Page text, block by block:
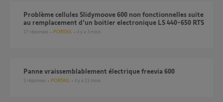
Problème cellules Slidymoove 600 non fonctionnelles suite
au remplacement d'un boitier electronique LS 440-650 RTS
17 réponses PORTAIL il y a 3 mois
panne vraissemblablement électrique freevia 600
2 réponses PORTAIL il y a 11 mois